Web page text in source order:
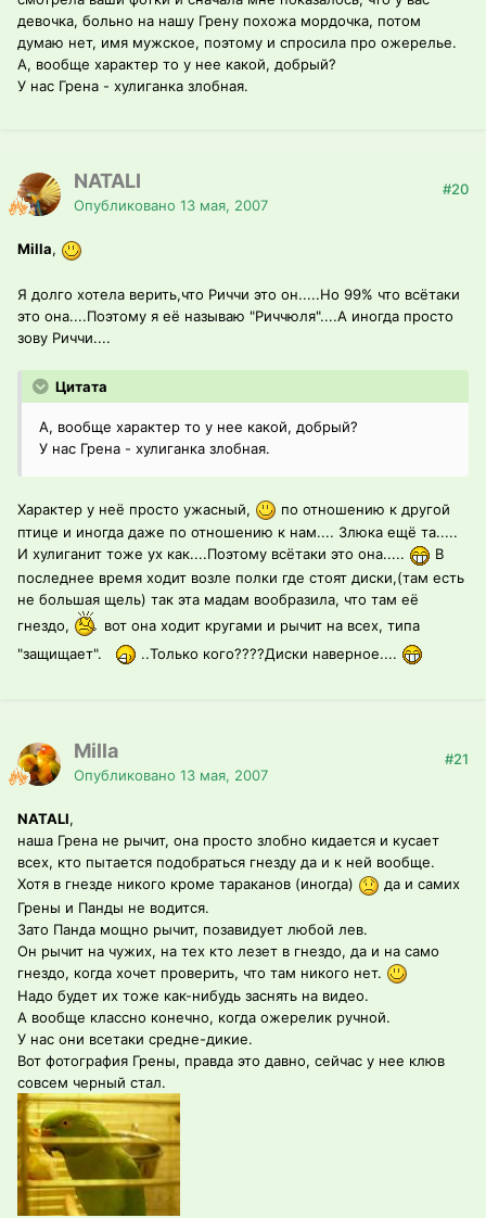
девочка, больно на нашу Грену похожа мордочка, потом
думаю нет, имя мужское, поэтому и спросила про ожерелье.
А, вообще характер то у нее какой, добрый?
У нас Грена - хулиганка злобная.
NATALI
Опубликовано 13 мая, 2007
#20
Milla,
Я долго хотела верить,что Риччи это он.....Но 99% что всётаки
это она....Поэтому я её называю "Риччюля"....А иногда просто
зову Риччи....
Цитата
А, вообще характер то у нее какой, добрый?
У нас Грена - хулиганка злобная.
Характер у неё просто ужасный,
по отношению к другой
птице и иногда даже по отношению к нам.... Злюка ещё та.....
И хулиганит тоже ух как....Поэтому всётаки это она.....
В
последнее время ходит возле полки где стоят диски,(там есть
не большая щель) так эта мадам вообразила, что там её
гнездо,
вот она ходит кругами и рычит на всех, типа
"защищает".
..Только кого????Диски наверное....
Milla
Опубликовано 13 мая, 2007
#21
NATALI,
наша Грена не рычит, она просто злобно кидается и кусает
всех, кто пытается подобраться гнезду да и к ней вообще.
Хотя в гнезде никого кроме тараканов (иногда)
да и самих
Грены и Панды не водится.
Зато Панда мощно рычит, позавидует любой лев.
Он рычит на чужих, на тех кто лезет в гнездо, да и на само
гнездо, когда хочет проверить, что там никого нет.
Надо будет их тоже как-нибудь заснять на видео.
А вообще классно конечно, когда ожерелик ручной.
У нас они всетаки средне-дикие.
Вот фотография Грены, правда это давно, сейчас у нее клюв
совсем черный стал.